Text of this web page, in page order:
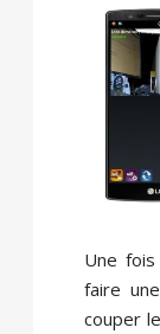
Une
faire
couper